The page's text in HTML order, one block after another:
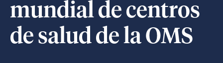
mundial de centros
de salud de la OMS